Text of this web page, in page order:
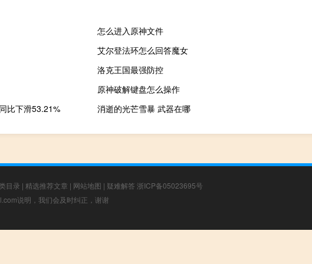
怎么进入原神文件
艾尔登法环怎么回答魔女
洛克王国最强防控
原神破解键盘怎么操作
比下滑53.21%
消逝的光芒雪暴 武器在哪
目录 | 精选推荐文章 | 网站地图 | 疑难解答 浙ICP备05023695号
说明，我们会及时纠正，谢谢